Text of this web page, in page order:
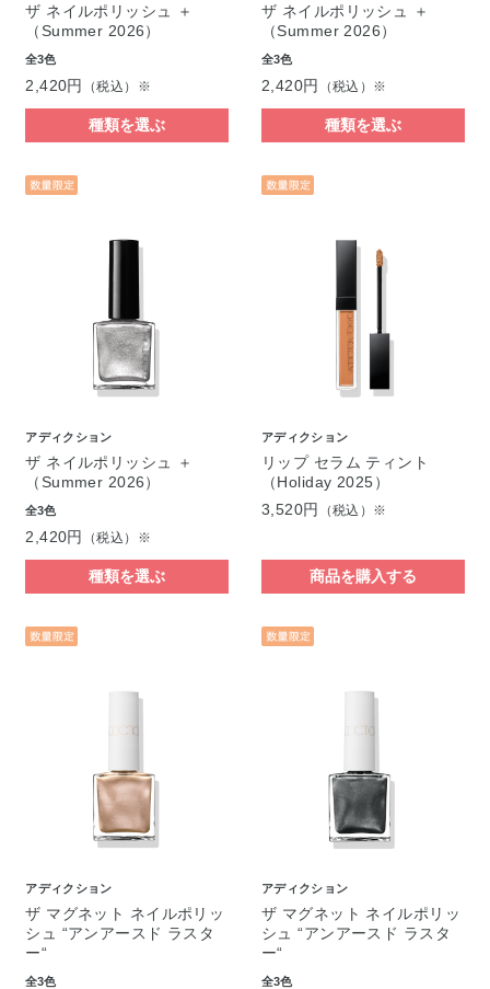
ザ ネイルポリッシュ ＋
（Summer 2026）
全3色
2,420円 （税込）※
種類を選ぶ
ザ ネイルポリッシュ ＋
（Summer 2026）
全3色
2,420円 （税込）※
種類を選ぶ
アディクション
ザ ネイルポリッシュ ＋
（Summer 2026）
全3色
2,420円 （税込）※
種類を選ぶ
アディクション
リップ セラム ティント
（Holiday 2025）
3,520円
（税込）※
商品を購入する
アディクション
ザ マグネット ネイルポリッ
シュ “アンアースド ラスタ
ー“
全3色
アディクション
ザ マグネット ネイルポリッ
シュ “アンアースド ラスタ
ー“
全3色